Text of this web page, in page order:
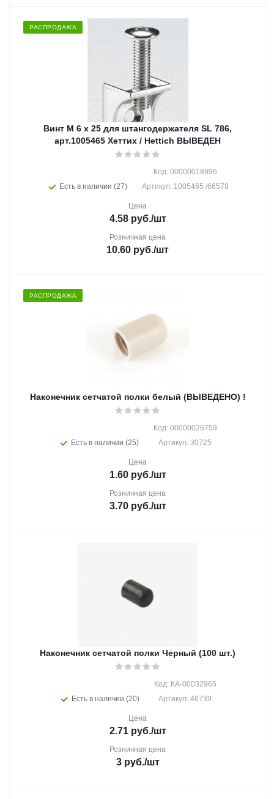
РАСПРОДАЖА
Винт М 6 х 25 для штангодержателя SL 786,
арт.1005465 Хеттих / Hettich ВЫВЕДЕН
Есть в наличии (27)
Код: 00000018996
Артикул: 1005465 /66578
Цена
4.58руб./шт
Розничная цена
10.60 руб./шт
РАСПРОДАЖА
Наконечник сетчатой полки белый (ВЫВЕДЕНО) !
Есть в наличии (25)
Код: 00000026759
Артикул: 30725
Цена
1.60руб./шт
Розничная цена
3.70руб./шт
Наконечник сетчатой полки Черный (100 шт.)
Есть в наличии (20)
Код: КА-00032965
Артикул: 46739
Цена
2.71руб./шт
Розничная цена
3руб./шт